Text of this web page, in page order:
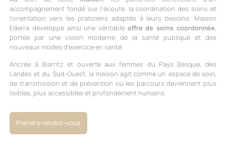
accompagnement fondé sur l’écoute, la coordination des soins et
l’orientation vers les praticiens adaptés à leurs besoins. Maison
Ederra développe ainsi une véritable offre de soins coordonnée,
portée par une vision moderne de la santé publique et des
nouveaux modes d’exercice en santé.
Ancrée à Biarritz et ouverte aux femmes du Pays Basque, des
Landes et du Sud-Ouest, la maison agit comme un espace de soin,
de transmission et de prévention où les parcours deviennent plus
lisibles, plus accessibles et profondément humains.
Prendre rendez-vous